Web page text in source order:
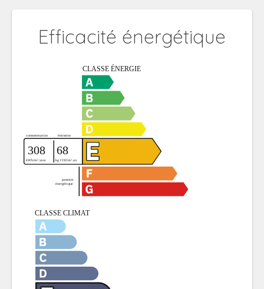
Efficacité énergétique